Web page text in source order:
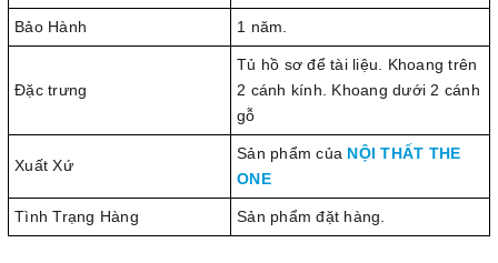
Bảo Hành 1 năm.
Đặc trưng
Tủ hồ sơ để tài liệu. Khoang trên
2 cánh kính. Khoang dưới 2 cánh
gỗ
Xuất Xứ
Sản phẩm của NỘI THẤT THE
ONE
Tình Trạng Hàng Sản phẩm đặt hàng.